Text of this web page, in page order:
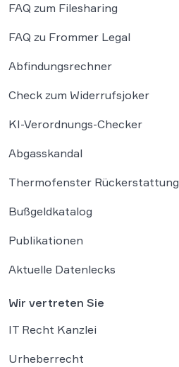
FAQ zum Filesharing
FAQ zu Frommer Legal
Abfindungsrechner
Check zum Widerrufsjoker
KI-Verordnungs-Checker
Abgasskandal
Thermofenster Rückerstattung
Bußgeldkatalog
Publikationen
Aktuelle Datenlecks
Wir vertreten Sie
IT Recht Kanzlei
Urheberrecht